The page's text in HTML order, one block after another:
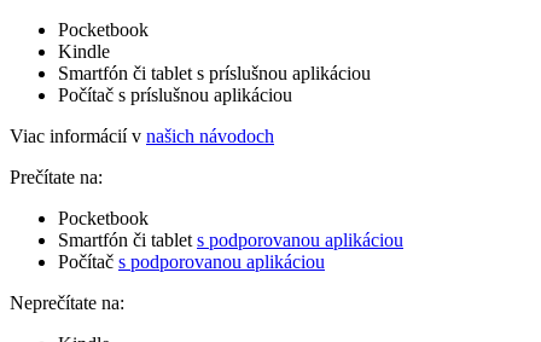
Pocketbook
Kindle
Smartfón či tablet s príslušnou aplikáciou
Počítač s príslušnou aplikáciou
Viac informácií v našich návodoch
Prečítate na:
Pocketbook
Smartfón či tablet s podporovanou aplikáciou
Počítač s podporovanou aplikáciou
Neprečítate na: